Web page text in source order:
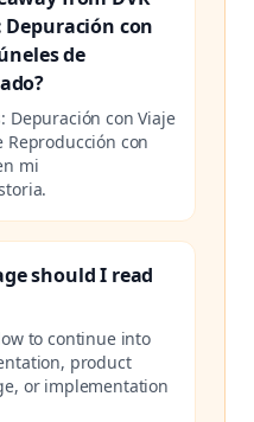
con
de
Depuración con Viaje
Reproducción con
mi
should I read
to continue into
product
or implementation